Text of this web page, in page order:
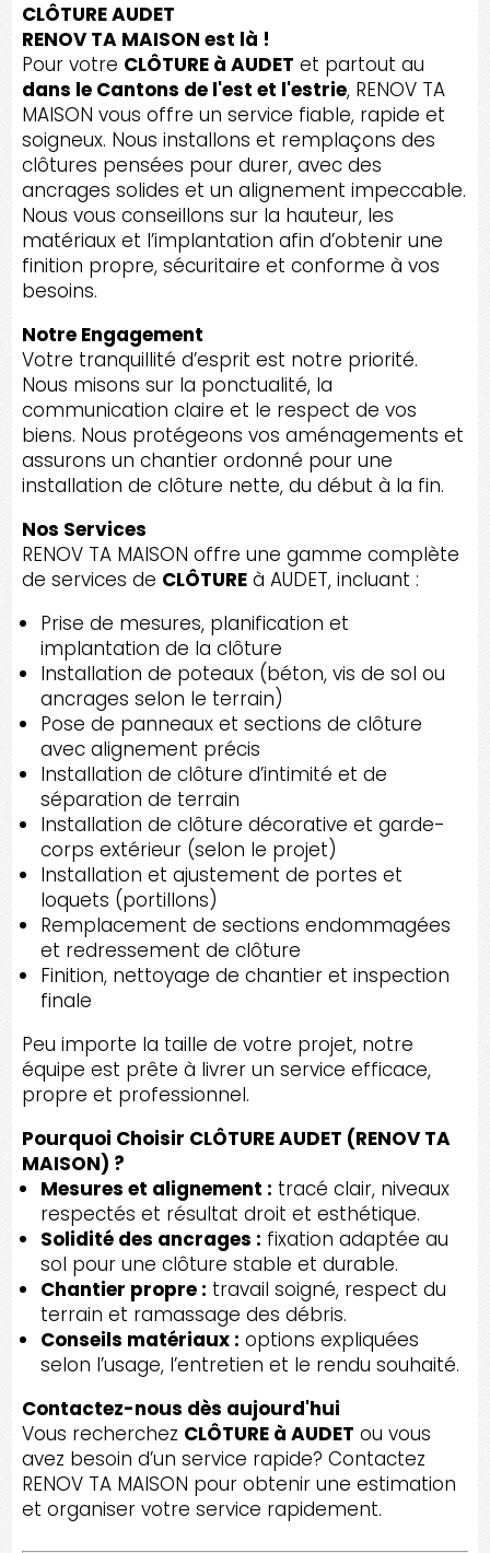
CLÔTURE AUDET
RENOV TA MAISON est là !
Pour votre CLÔTURE à AUDET et partout au
dans le Cantons de l'est et l'estrie, RENOV TA
MAISON vous offre un service fiable, rapide et
soigneux. Nous installons et remplaçons des
clôtures pensées pour durer, avec des
ancrages solides et un alignement impeccable.
Nous vous conseillons sur la hauteur, les
matériaux et l’implantation afin d’obtenir une
finition propre, sécuritaire et conforme à vos
besoins.
Notre Engagement
Votre tranquillité d’esprit est notre priorité.
Nous misons sur la ponctualité, la
communication claire et le respect de vos
biens. Nous protégeons vos aménagements et
assurons un chantier ordonné pour une
installation de clôture nette, du début à la fin.
Nos Services
RENOV TA MAISON offre une gamme complète
de services de CLÔTUREà AUDET, incluant :
Prise de mesures, planification et
implantation de la clôture
Installation de poteaux (béton, vis de sol ou
ancrages selon le terrain)
Pose de panneaux et sections de clôture
avec alignement précis
Installation de clôture d’intimité et de
séparation de terrain
Installation de clôture décorative et garde-
corps extérieur (selon le projet)
Installation et ajustement de portes et
loquets (portillons)
Remplacement de sections endommagées
et redressement de clôture
Finition, nettoyage de chantier et inspection
finale
Peu importe la taille de votre projet, notre
équipe est prête à livrer un service efficace,
propre et professionnel.
Pourquoi Choisir CLÔTURE AUDET (RENOV TA
MAISON) ?
Mesures et alignement : tracé clair, niveaux
respectés et résultat droit et esthétique.
Solidité des ancrages : fixation adaptée au
sol pour une clôture stable et durable.
Chantier propre : travail soigné, respect du
terrain et ramassage des débris.
Conseils matériaux : options expliquées
selon l’usage, l’entretien et le rendu souhaité.
Contactez-nous dès aujourd'hui
Vous recherchez CLÔTURE à AUDET ou vous
avez besoin d’un service rapide? Contactez
RENOV TA MAISON pour obtenir une estimation
et organiser votre service rapidement.